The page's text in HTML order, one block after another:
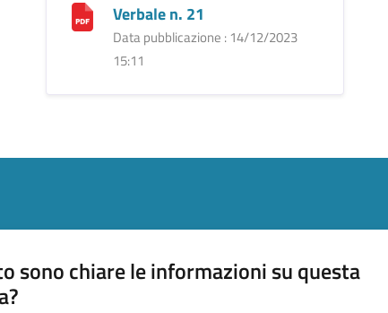
Verbale n. 21
Data pubblicazione : 14/12/2023
15:11
sono chiare le informazioni su questa